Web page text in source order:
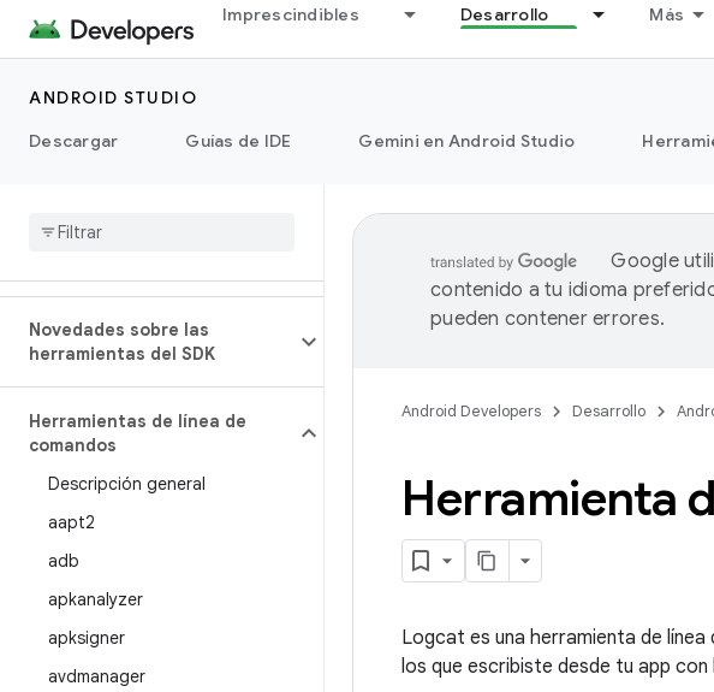
Imprescindibles Desarrollo Más
ANDROID STUDIO
Descargar
Guías de IDE Gemini en Android Studio
Novedades sobre las
herramientas del SDK
Herramientas de línea de
comandos
Descripción general
aapt2
adb
apkanalyzer
apksigner
avdmanager
Google
contenido a tu idioma
pueden contener errores.
Android Developers Desarrollo
Herramienta
Logcat es una herramienta de
los que escribiste desde tu app con